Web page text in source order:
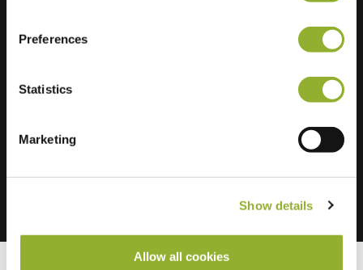
Preferences
Statistics
Marketing
Show details
Allow all cookies